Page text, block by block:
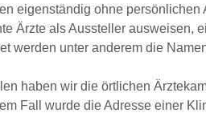
eigenständig ohne
Ärzte als Aussteller ausweisen,
werden unter anderem die
haben wir die örtlichen
Fall wurde die Adresse einer